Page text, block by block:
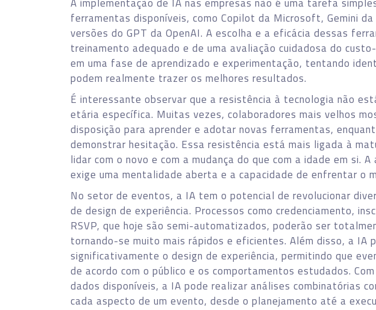
ferramentas disponíveis, como Copilot da Microsoft, Gemini
versões do GPT da OpenAI. A escolha e a eficácia dessas
treinamento adequado e de uma avaliação cuidadosa do
em uma fase de aprendizado e experimentação, tentando
podem realmente trazer os melhores resultados.
É interessante observar que a resistência à tecnologia não
etária específica. Muitas vezes, colaboradores mais velhos
disposição para aprender e adotar novas ferramentas,
demonstrar hesitação. Essa resistência está mais ligada à
lidar com o novo e com a mudança do que com a idade em si.
exige uma mentalidade aberta e a capacidade de enfrentar o
No setor de eventos, a IA tem o potencial de revolucionar
de design de experiência. Processos como credenciamento,
RSVP, que hoje são semi-automatizados, poderão ser
tornando-se muito mais rápidos e eficientes. Além disso, a IA
significativamente o design de experiência, permitindo que
de acordo com o público e os comportamentos estudados.
dados disponíveis, a IA pode realizar análises combinatórias
cada aspecto de um evento, desde o planejamento até a